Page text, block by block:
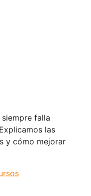
falla
las
y cómo mejorar